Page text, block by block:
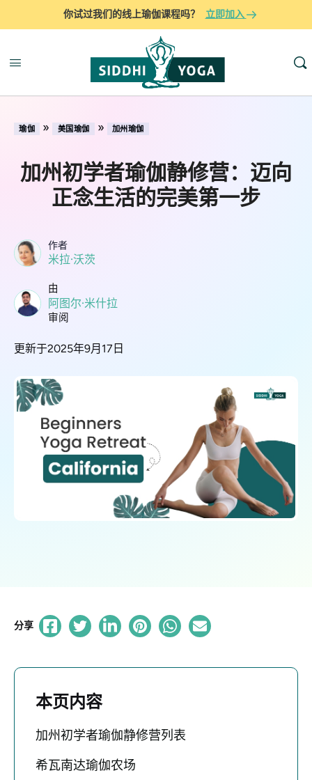
你试过我们的线上瑜伽课程吗？ 立即加入
瑜伽 » 美国瑜伽 » 加州瑜伽
加州初学者瑜伽静修营：迈向
正念生活的完美第一步
作者
米拉·沃茨
由
阿图尔·米什拉
审阅
更新于2025年9月17日
分享
本页内容
加州初学者瑜伽静修营列表
希瓦南达瑜伽农场